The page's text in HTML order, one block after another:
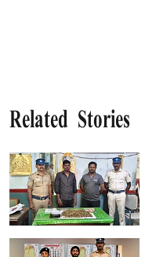
Related Stories